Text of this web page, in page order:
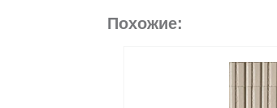
Похожие: